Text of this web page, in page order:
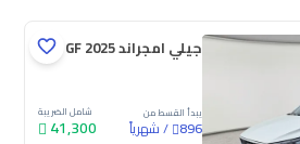
جيلي امجراند GF 2025
يبدأ القسط من
896
/شهرياً
شامل الضريبة
41,300